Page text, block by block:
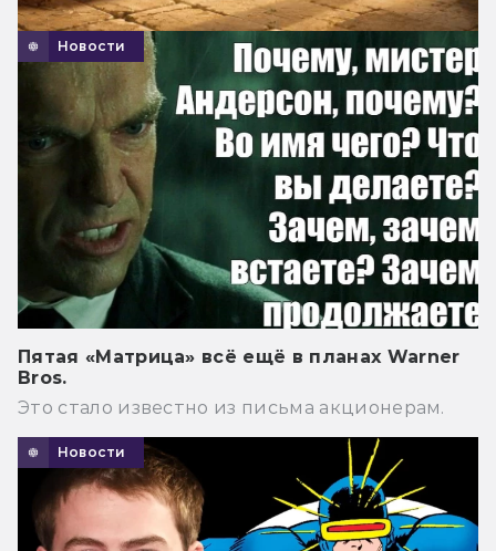
Новости
Пятая «Матрица» всё ещё в планах Warner
Bros.
Это стало известно из письма акционерам.
Новости